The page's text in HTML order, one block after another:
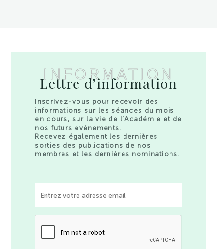
INFORMATION
Lettre d’information
Inscrivez-vous pour recevoir des
informations sur les séances du mois
en cours, sur la vie de l’Académie et de
nos futurs événements.
Recevez également les dernières
sorties des publications de nos
membres et les dernières nominations.